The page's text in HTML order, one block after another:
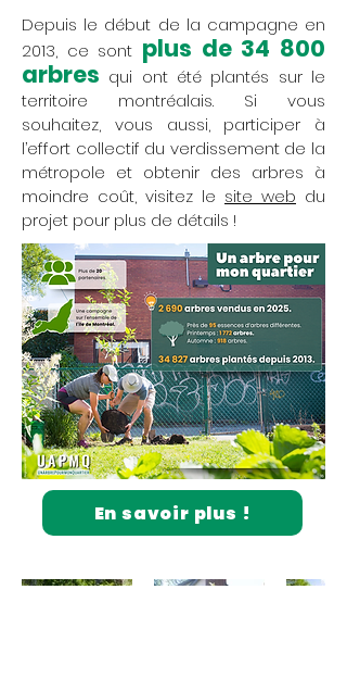
Depuis le début de la campagne en
2013, ce sont plus de 34 800
arbres qui ont été plantés sur le
territoire montréalais. Si vous
souhaitez, vous aussi, participer à
l’effort collectif du verdissement de la
métropole et obtenir des arbres à
moindre coût, visitez le site web du
projet pour plus de détails !
En savoir plus !